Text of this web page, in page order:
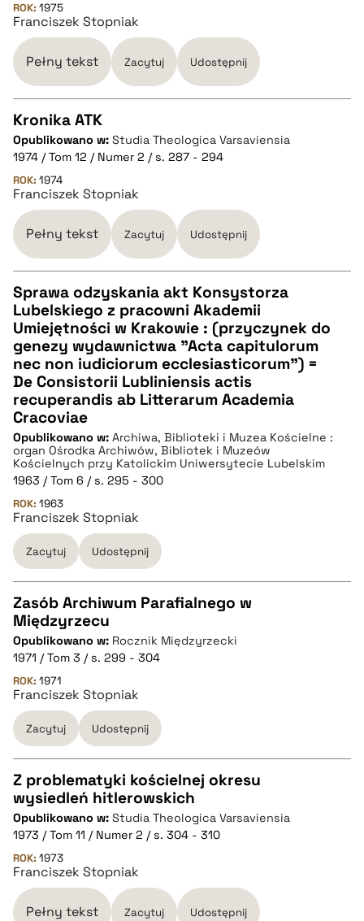
pobierz cytat
pobierz cytat
ROK: 1975
Franciszek Stopniak
Pełny tekst Zacytuj Udostępnij
CZYSTY TEKST
pobierz cytat
pobierz cytat
Kronika ATK
Opublikowano w: Studia Theologica Varsaviensia
1974 / Tom 12 / Numer 2 / s. 287 - 294
ROK: 1974
Franciszek Stopniak
Pełny tekst Zacytuj Udostępnij
CZYSTY TEKST
pobierz cytat
BIBTEX
pobierz cytat
Sprawa odzyskania akt Konsystorza
Lubelskiego z pracowni Akademii
Umiejętności w Krakowie : (przyczynek do
genezy wydawnictwa "Acta capitulorum
nec non iudiciorum ecclesiasticorum") =
De Consistorii Lubliniensis actis
recuperandis ab Litterarum Academia
Cracoviae
Opublikowano w: Archiwa, Biblioteki i Muzea Kościelne :
organ Ośrodka Archiwów, Bibliotek i Muzeów
Kościelnych przy Katolickim Uniwersytecie Lubelskim
1963 / Tom 6 / s. 295 - 300
ROK: 1963
Franciszek Stopniak
Zacytuj Udostępnij
CZYSTY TEKST
pobierz cytat
BIBTEX
pobierz cytat
Zasób Archiwum Parafialnego w
Międzyrzecu
Opublikowano w: Rocznik Międzyrzecki
1971 / Tom 3 / s. 299 - 304
ROK: 1971
Franciszek Stopniak
Zacytuj Udostępnij
CZYSTY TEKST
pobierz cytat
BIBTEX
Z problematyki kościelnej okresu
wysiedleń hitlerowskich
Opublikowano w: Studia Theologica Varsaviensia
1973 / Tom 11 / Numer 2 / s. 304 - 310
ROK: 1973
Franciszek Stopniak
Pełny tekst Zacytuj Udostępnij